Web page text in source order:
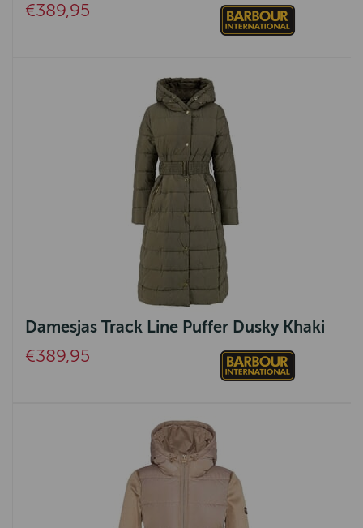
€389,95
Damesjas Track Line Puffer Dusky Khaki
€389,95